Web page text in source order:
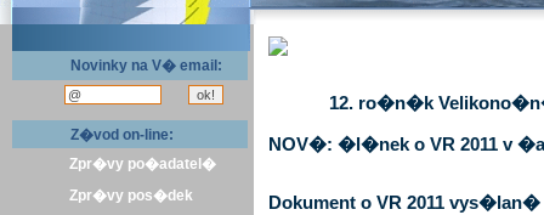
Novinky na V� email:
Z�vod on-line:
Zpr�vy po�adatel�
Zpr�vy pos�dek
12. ro�n�k
NOV�: �l�nek o VR 2011 v
Dokument o VR 2011